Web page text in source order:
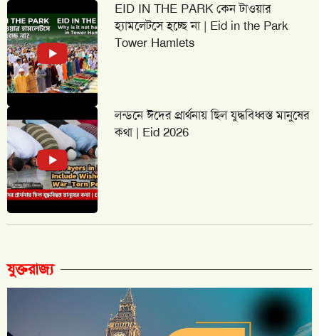
EID IN THE PARK কেন টাওয়ার
হ্যামলেটসে হচ্ছে না | Eid in the Park
Tower Hamlets
লন্ডনে ঈদের প্রার্থনায় ছিল যুদ্ধবিধ্বস্ত মানুষের
কথা | Eid 2026
যুক্তরাজ্য